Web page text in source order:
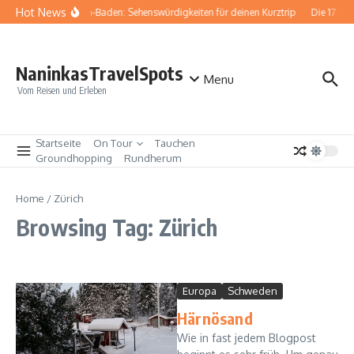
Zum Inhalt springen
Hot NewsBaden-Baden: Sehenswürdigkeiten für deinen Kurztrip Die 17
NaninkasTravelSpots
Vom Reisen und Erleben
Menu
Startseite On Tour
Tauchen
Groundhopping
Rundherum
Home / Zürich
Browsing Tag: Zürich
Europa Schweden
Härnösand
Wie in fast jedem Blogpost